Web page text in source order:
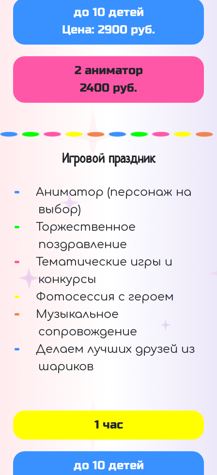
до 10 детей
Цена: 2900 руб.
2 аниматор
2400 руб.
Игровой праздник
Аниматор (персонаж на
выбор)
Торжественное
поздравление
Тематические игры и
конкурсы
Фотосессия с героем
Музыкальное
сопровождение
Делаем лучших друзей из
шариков
1 час
до 10 детей